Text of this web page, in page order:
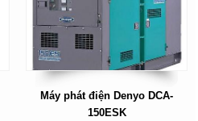
Máy phát điện Denyo DCA-
150ESK